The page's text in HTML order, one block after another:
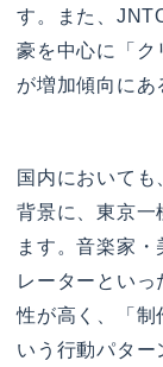
す。また、
豪を中心に「ク
が増加傾向にあ
国内において
背景に、東京一
ます。音楽家
レーターとい
性が高く、「制
いう行動パター